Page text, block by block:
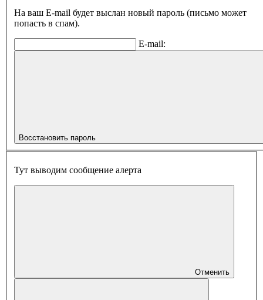
На ваш E-mail будет выслан новый пароль (письмо может
попасть в спам).
E-mail:
Восстановить пароль
Тут выводим сообщение алерта
Отменить